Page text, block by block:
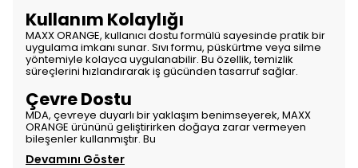
Kullanım Kolaylığı
MAXX ORANGE, kullanıcı dostu formülü sayesinde pratik bir
uygulama imkanı sunar. Sıvı formu, püskürtme veya silme
yöntemiyle kolayca uygulanabilir. Bu özellik, temizlik
süreçlerini hızlandırarak iş gücünden tasarruf sağlar.
Çevre Dostu
MDA, çevreye duyarlı bir yaklaşım benimseyerek, MAXX
ORANGE ürününü geliştirirken doğaya zarar vermeyen
bileşenler kullanmıştır. Bu
Devamını Göster